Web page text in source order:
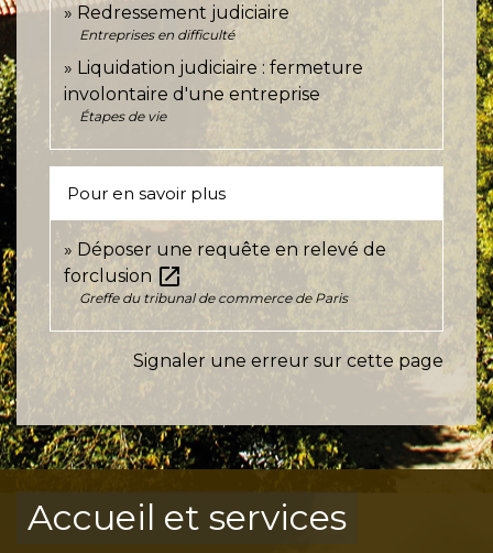
Redressement judiciaire
Entreprises en difficulté
Liquidation judiciaire : fermeture
involontaire d'une entreprise
Étapes de vie
Pour en savoir plus
Déposer une requête en relevé de
forclusion open_in_new
Greffe du tribunal de commerce de Paris
Signaler une erreur sur cette page
Accueil et services